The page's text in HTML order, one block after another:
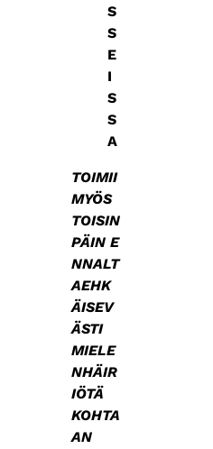
S
S
E
I
S
S
A
TOIMII
MYÖS
TOISIN
PÄIN E
NNALT
AEHK
ÄISEV
ÄSTI
MIELE
NHÄIR
IÖTÄ
KOHTA
AN